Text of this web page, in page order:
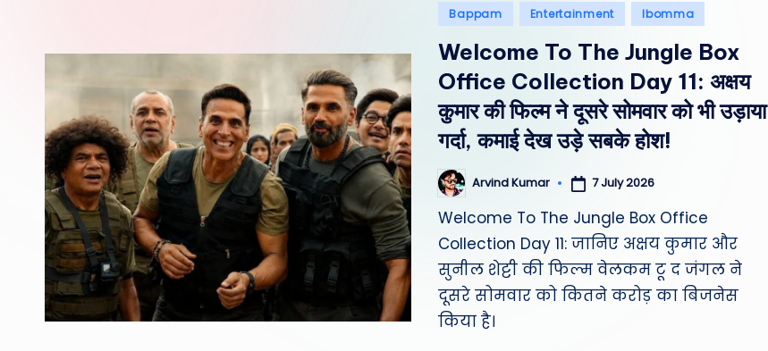
a
te
st
W
e
a
th
er
Posted
Bappam Entertainment Ibomma
Welcome To The Jungle Box
Office Collection Day 11: अक्षय
कुमार की फिल्म ने दूसरे सोमवार को भी उड़ाया
गर्दा, कमाई देख उड़े सबके होश!
Posted
by
Arvind Kumar 7 July 2026
Welcome To The Jungle Box Office
Collection Day 11: जानिए अक्षय कुमार और
सुनील शेट्टी की फिल्म वेलकम टू द जंगल ने
दूसरे सोमवार को कितने करोड़ का बिजनेस
किया है।